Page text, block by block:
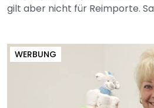
gilt aber nicht für Reimporte.
WERBUNG